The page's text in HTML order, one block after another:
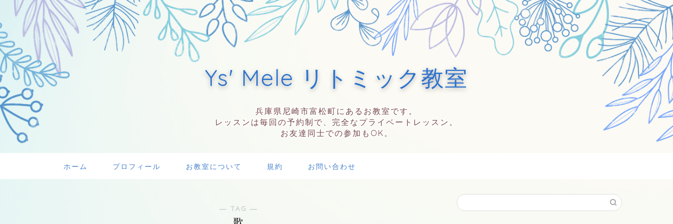
Ys' Mele リトミック教室
兵庫県尼崎市富松町にあるお教室です。
レッスンは毎回の予約制で、完全なプライベートレッスン。
お友達同士での参加もOK。
ホーム プロフィール お教室について 規約 お問い合わせ
― TAG ―